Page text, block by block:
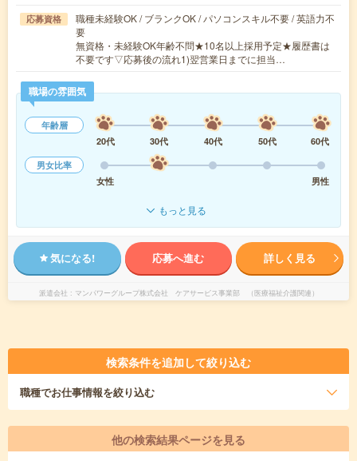
応募資格
職種未経験OK / ブランクOK / パソコンスキル不要 / 英語力不
要
無資格・未経験OK年齢不問★10名以上採用予定★履歴書は
不要です▽応募後の流れ1)翌営業日までに担当…
職場の雰囲気
年齢層
20代
30代 40代 50代
60代
男女比率
女性
男性
もっと見る
気になる! 応募へ進む 詳しく見る
派遣会社 マンパワーグループ株式会社 ケアサービス事業部 （医療福祉介護関連）
検索条件を追加して絞り込む
職種でお仕事情報を絞り込む
他の検索結果ページを見る